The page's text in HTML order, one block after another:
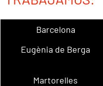
Barcelona
Eugènia de Berga
Martorelles